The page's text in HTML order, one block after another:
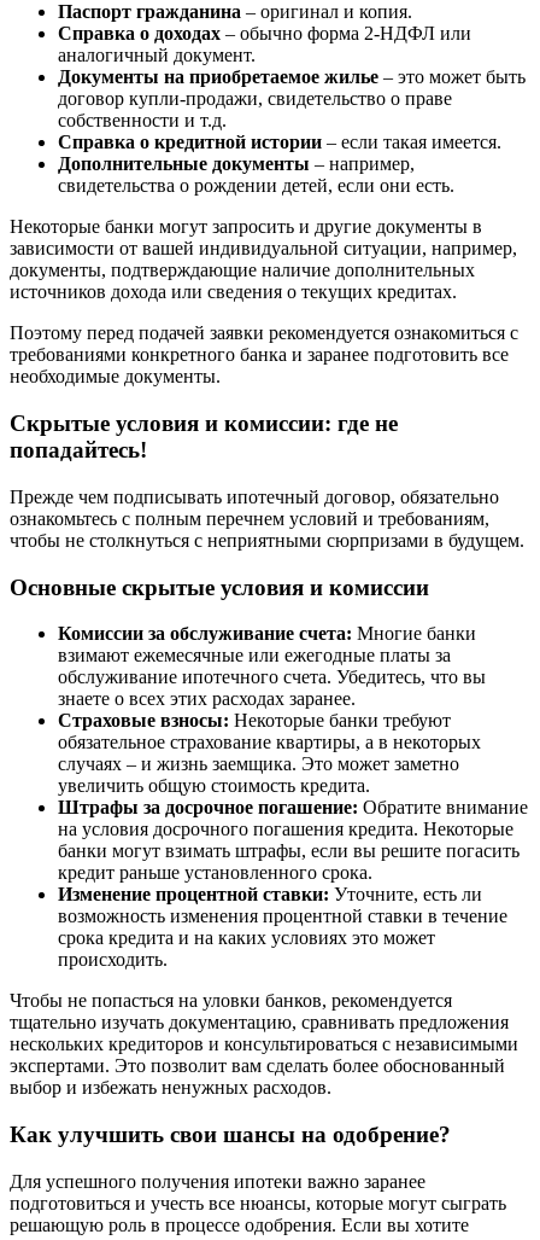
Паспорт гражданина – оригинал и копия.
Справка о доходах – обычно форма 2-НДФЛ или
аналогичный документ.
Документы на приобретаемое жилье – это может быть
договор купли-продажи, свидетельство о праве
собственности и т.д.
Справка о кредитной истории – если такая имеется.
Дополнительные документы – например,
свидетельства о рождении детей, если они есть.
Некоторые банки могут запросить и другие документы в
зависимости от вашей индивидуальной ситуации, например,
документы, подтверждающие наличие дополнительных
источников дохода или сведения о текущих кредитах.
Поэтому перед подачей заявки рекомендуется ознакомиться с
требованиями конкретного банка и заранее подготовить все
необходимые документы.
Скрытые условия и комиссии: где не
попадайтесь!
Прежде чем подписывать ипотечный договор, обязательно
ознакомьтесь с полным перечнем условий и требованиям,
чтобы не столкнуться с неприятными сюрпризами в будущем.
Основные скрытые условия и комиссии
Комиссии за обслуживание счета: Многие банки
взимают ежемесячные или ежегодные платы за
обслуживание ипотечного счета. Убедитесь, что вы
знаете о всех этих расходах заранее.
Страховые взносы: Некоторые банки требуют
обязательное страхование квартиры, а в некоторых
случаях – и жизнь заемщика. Это может заметно
увеличить общую стоимость кредита.
Штрафы за досрочное погашение: Обратите внимание
на условия досрочного погашения кредита. Некоторые
банки могут взимать штрафы, если вы решите погасить
кредит раньше установленного срока.
Изменение процентной ставки: Уточните, есть ли
возможность изменения процентной ставки в течение
срока кредита и на каких условиях это может
происходить.
Чтобы не попасться на уловки банков, рекомендуется
тщательно изучать документацию, сравнивать предложения
нескольких кредиторов и консультироваться с независимыми
экспертами. Это позволит вам сделать более обоснованный
выбор и избежать ненужных расходов.
Как улучшить свои шансы на одобрение?
Для успешного получения ипотеки важно заранее
подготовиться и учесть все нюансы, которые могут сыграть
решающую роль в процессе одобрения. Если вы хотите